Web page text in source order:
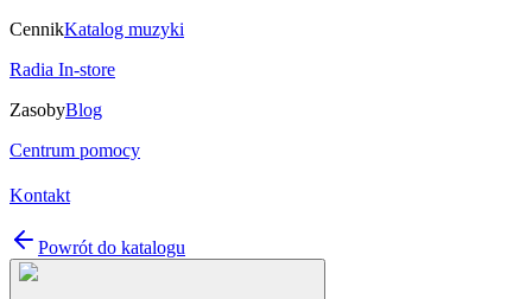
CennikKatalog muzyki
Radia In-store
ZasobyBlog
Centrum pomocy
Kontakt
Powrót do katalogu